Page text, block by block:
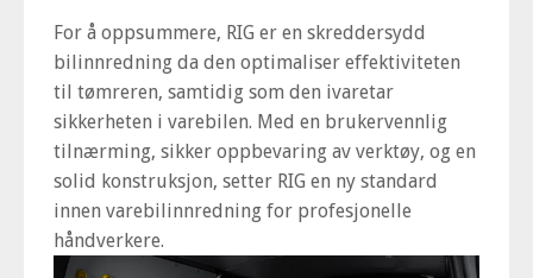
For å oppsummere, RIG er en skreddersydd
bilinnredning da den optimaliser effektiviteten
til tømreren, samtidig som den ivaretar
sikkerheten i varebilen. Med en brukervennlig
tilnærming, sikker oppbevaring av verktøy, og en
solid konstruksjon, setter RIG en ny standard
innen varebilinnredning for profesjonelle
håndverkere.